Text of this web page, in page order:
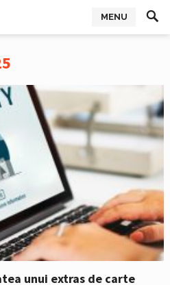
MENU
unui extras de carte